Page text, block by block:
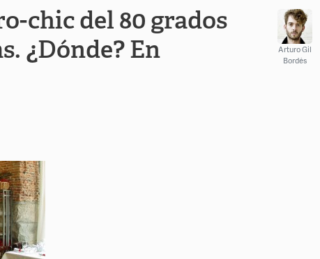
chic del 80 grados
¿Dónde? En
Arturo Gil
Bordés